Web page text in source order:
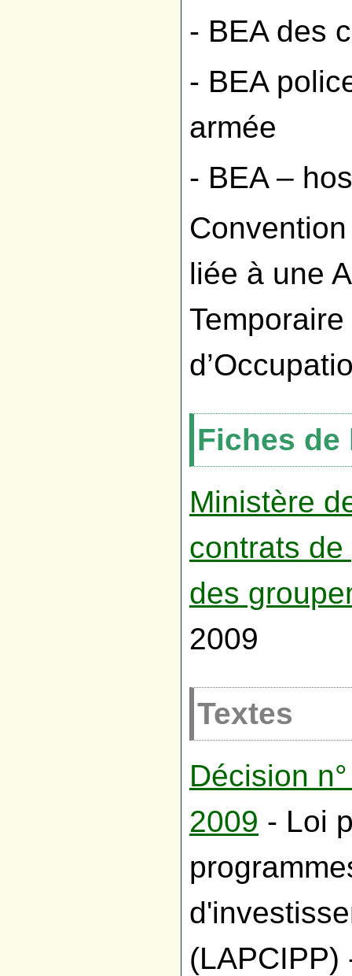
- BEA des
- BEA
armée
- BEA –
liée à une
Temporaire
Fiches de
Ministère
contrats de
des
2009
Textes
Décision
2009 - Loi
(LAPCIPP)